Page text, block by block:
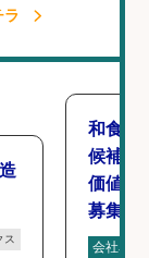
ラ
ス
和食,
候補/
価値を
募集
会社名